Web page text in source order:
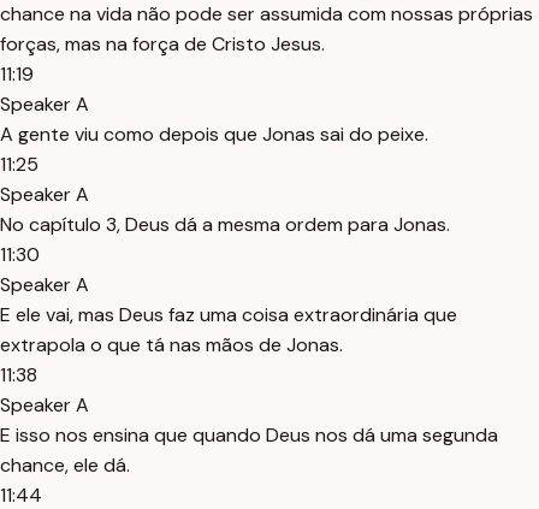
chance na vida não pode ser assumida com nossas próprias
forças, mas na força de Cristo Jesus.
11:19
Speaker A
A gente viu como depois que Jonas sai do peixe.
11:25
Speaker A
No capítulo 3, Deus dá a mesma ordem para Jonas.
11:30
Speaker A
E ele vai, mas Deus faz uma coisa extraordinária que
extrapola o que tá nas mãos de Jonas.
11:38
Speaker A
E isso nos ensina que quando Deus nos dá uma segunda
chance, ele dá.
11:44